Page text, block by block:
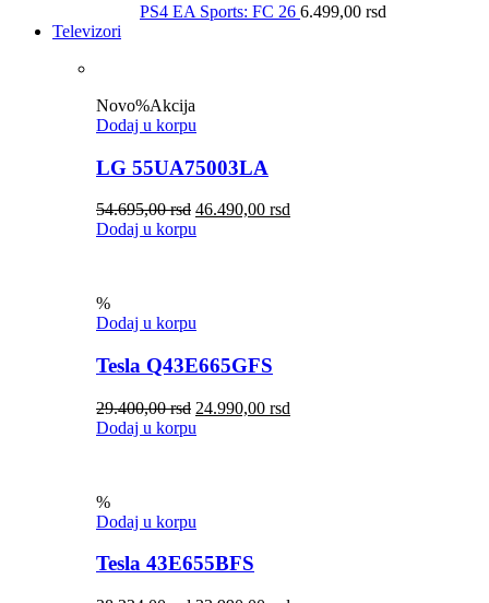
PS4 EA Sports: FC 26 6.499,00 rsd
Televizori
Novo%Akcija
Dodaj u korpu
LG 55UA75003LA
54.695,00rsd 46.490,00 rsd
Dodaj u korpu
%
Dodaj u korpu
Tesla Q43E665GFS
29.400,00rsd 24.990,00 rsd
Dodaj u korpu
%
Dodaj u korpu
Tesla 43E655BFS